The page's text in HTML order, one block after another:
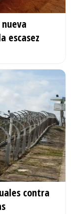
escasez
contra